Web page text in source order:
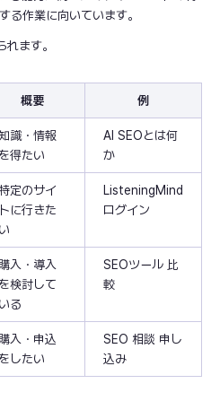
る作業に向いています。
ます。
概要 例
識・情報
得たい
AI SEOとは何
か
定のサイ
トに行きた
い
ListeningMind
ログイン
購入・導入
検討して
いる
SEOツール 比
較
購入・申込
したい
SEO 相談 申し
込み